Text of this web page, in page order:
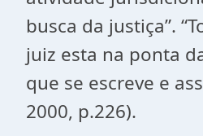
busca da justiça”.
juiz esta na ponta
que se escreve e
2000, p.226).